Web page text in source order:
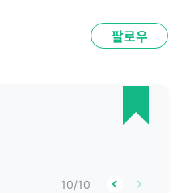
팔로우
10/10